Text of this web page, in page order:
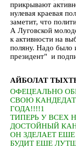
прикрывают
нулевая краевая
заметит, что
А Луговской
к активности на
поляну. Надо было
президент" и
АЙБОЛАТ
ОФЕЦЕАЛЬНО
СВОЮ
ГОДА!!!!1
ТИПЕРЬ У ВСЕХ
ДОСТОЙНЫЙ
ОН ЗДЕЛАЕТ
БУДИТ ЕШЕ